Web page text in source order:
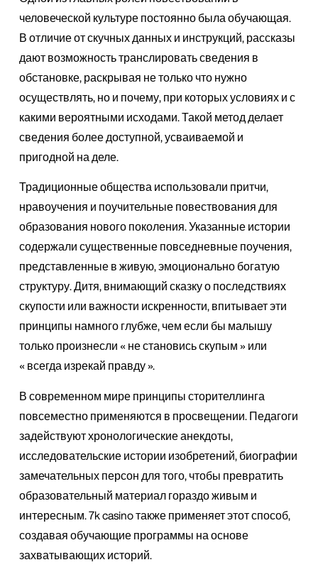
человеческой культуре постоянно была обучающая.
В отличие от скучных данных и инструкций, рассказы
дают возможность транслировать сведения в
обстановке, раскрывая не только что нужно
осуществлять, но и почему, при которых условиях и с
какими вероятными исходами. Такой метод делает
сведения более доступной, усваиваемой и
пригодной на деле.
Традиционные общества использовали притчи,
нравоучения и поучительные повествования для
образования нового поколения. Указанные истории
содержали существенные повседневные поучения,
представленные в живую, эмоционально богатую
структуру. Дитя, внимающий сказку о последствиях
скупости или важности искренности, впитывает эти
принципы намного глубже, чем если бы малышу
только произнесли « не становись скупым » или
« всегда изрекай правду ».
В современном мире принципы сторителлинга
повсеместно применяются в просвещении. Педагоги
задействуют хронологические анекдоты,
исследовательские истории изобретений, биографии
замечательных персон для того, чтобы превратить
образовательный материал гораздо живым и
интересным. 7k casino также применяет этот способ,
создавая обучающие программы на основе
захватывающих историй.